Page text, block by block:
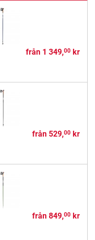
från 1 349,00kr
från 529,00kr
från 849,00kr